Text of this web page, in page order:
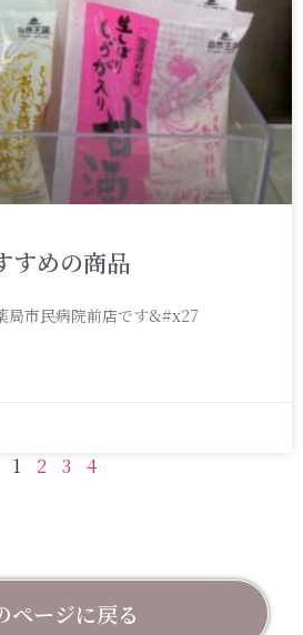
すめの商品
局市民病院前店です&#x27
1 2 3 4
ページに戻る